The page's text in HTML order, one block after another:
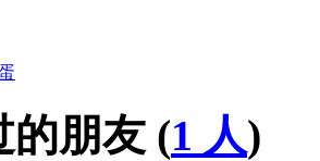
的朋友 (1 人)